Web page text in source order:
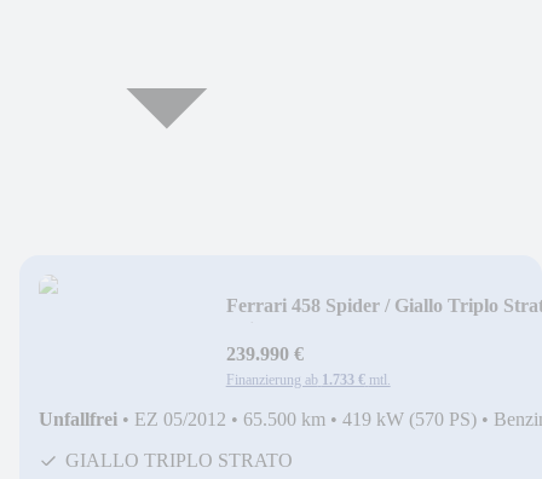
Ferrari 458 Spider / Giallo Triplo
239.990 €
Finanzierung ab 1.733 € mtl.
Unfallfrei • EZ 05/2012 • 65.500 km • 419 kW (570 PS) •
GIALLO TRIPLO STRATO